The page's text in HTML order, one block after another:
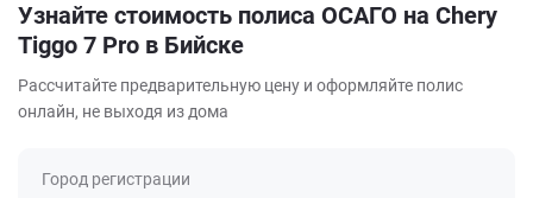
Узнайте стоимость полиса ОСАГО на Chery
Tiggo 7 Pro в Бийске
Рассчитайте предварительную цену и оформляйте полис
онлайн, не выходя из дома
Город регистрации